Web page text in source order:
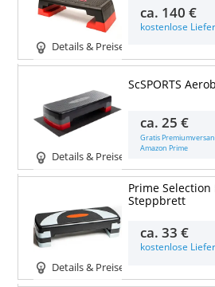
Details & Preise
ca. 140 €
kostenlose
Details & Preise
ScSPORTS
ca.25 €
Gratis
Amazon Prime
Details & Preise
Prime
Steppbrett
ca.33 €
kostenlose